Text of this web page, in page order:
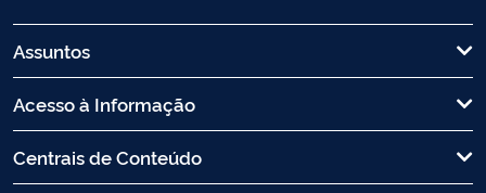
Assuntos
Acesso à Informação
Centrais de Conteúdo